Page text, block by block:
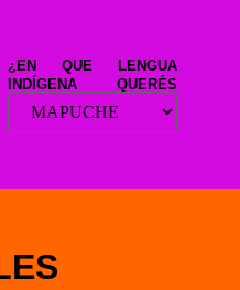
¿EN QUE LENGUA
INDÍGENA QUERÉS
LEER ESTE SITIO?